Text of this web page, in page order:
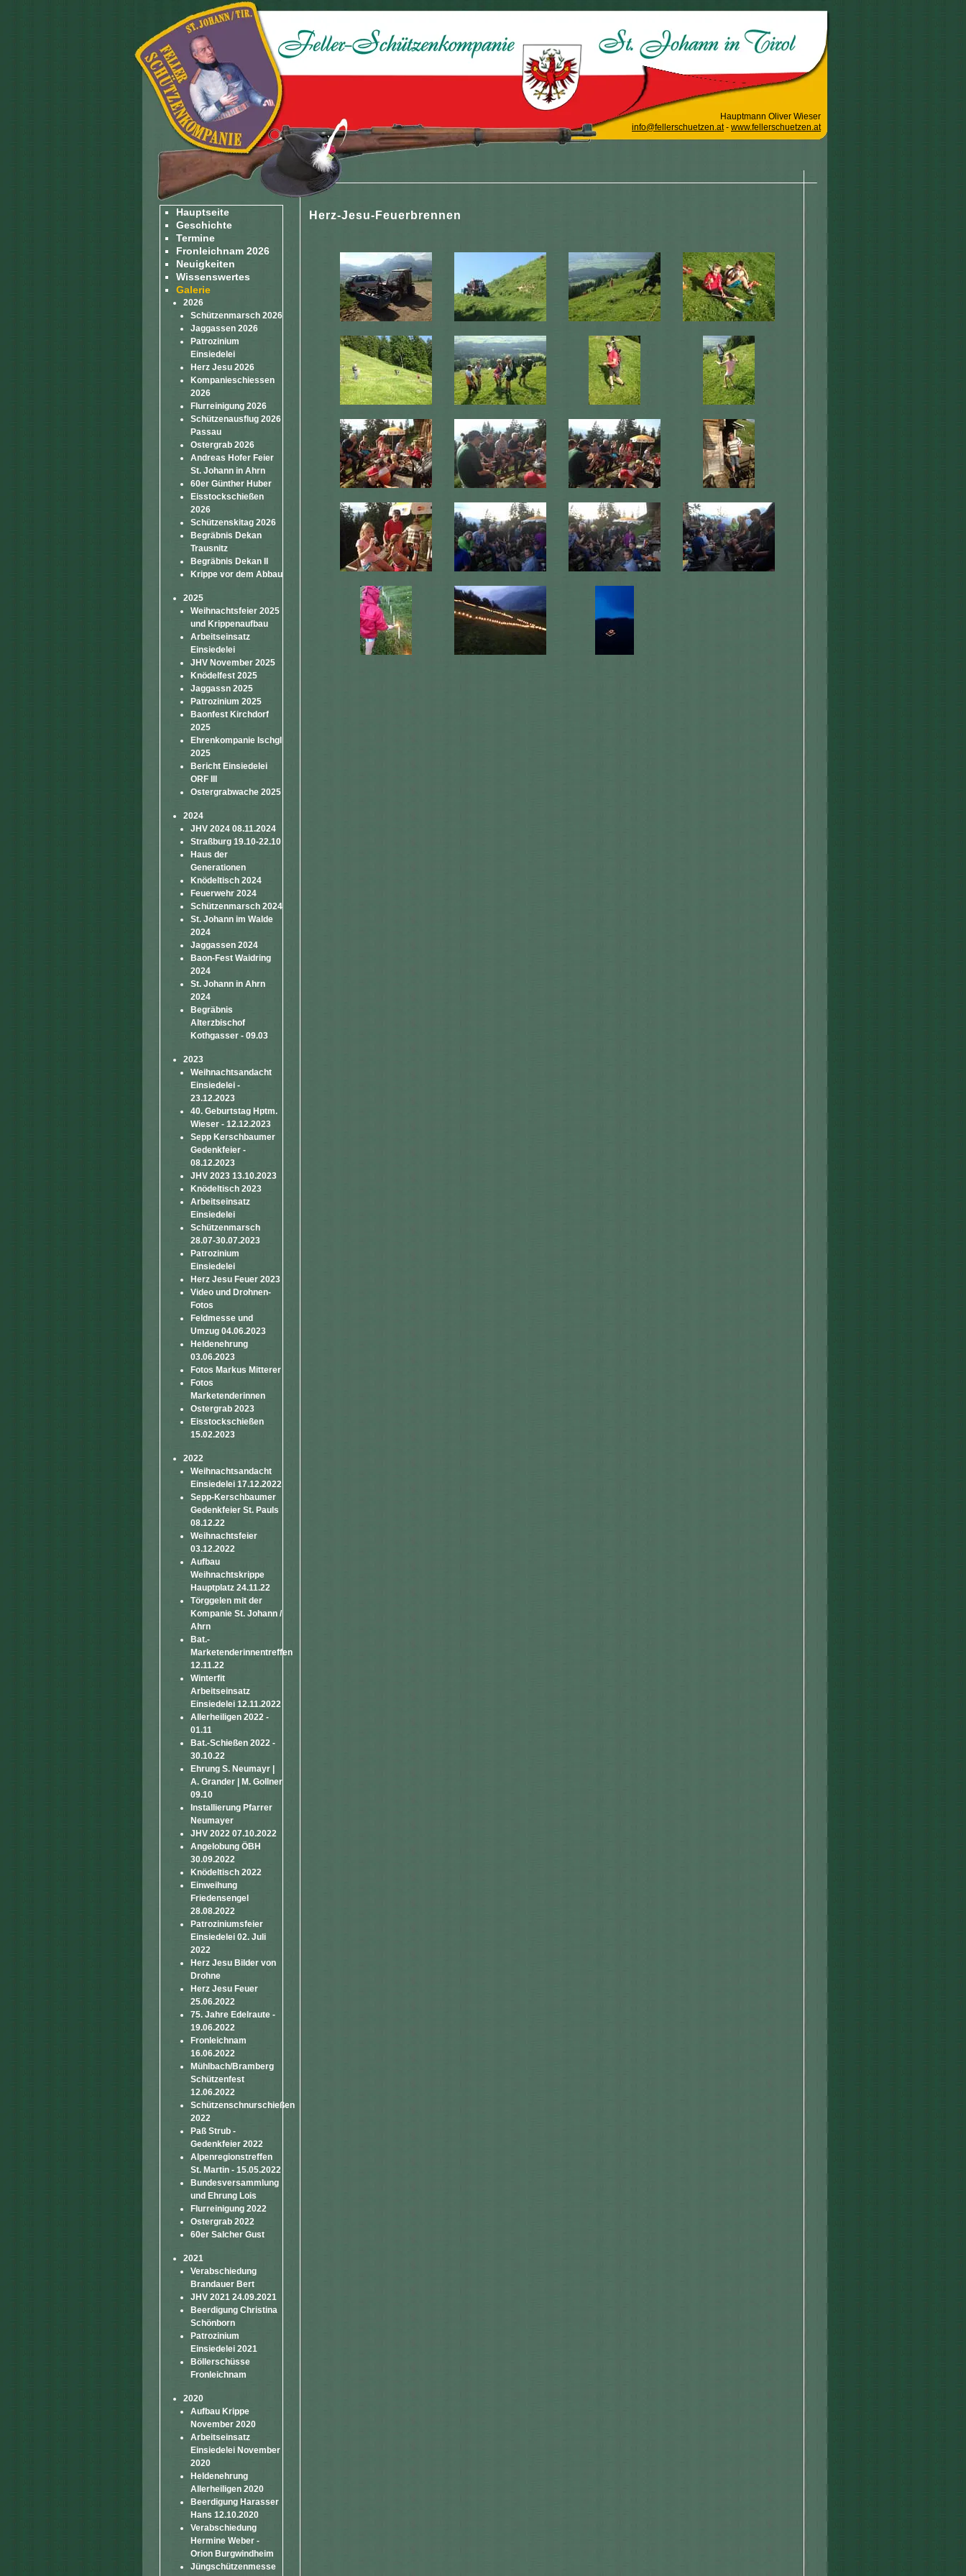
Hauptmann Oliver Wieser
info@fellerschuetzen.at- www.fellerschuetzen.at
Hauptseite
Geschichte
Termine
Fronleichnam 2026
Neuigkeiten
Wissenswertes
Galerie
2026
Schützenmarsch 2026
Jaggassen 2026
Patrozinium
Einsiedelei
Herz Jesu 2026
Kompanieschiessen
2026
Flurreinigung 2026
Schützenausflug 2026
Passau
Ostergrab 2026
Andreas Hofer Feier
St. Johann in Ahrn
60er Günther Huber
Eisstockschießen
2026
Schützenskitag 2026
Begräbnis Dekan
Trausnitz
Begräbnis Dekan II
Krippe vor dem Abbau
2025
Weihnachtsfeier 2025
und Krippenaufbau
Arbeitseinsatz
Einsiedelei
JHV November 2025
Knödelfest 2025
Jaggassn 2025
Patrozinium 2025
Baonfest Kirchdorf
2025
Ehrenkompanie Ischgl
2025
Bericht Einsiedelei
ORF III
Ostergrabwache 2025
2024
JHV 2024 08.11.2024
Straßburg 19.10-22.10
Haus der
Generationen
Knödeltisch 2024
Feuerwehr 2024
Schützenmarsch 2024
St. Johann im Walde
2024
Jaggassen 2024
Baon-Fest Waidring
2024
St. Johann in Ahrn
2024
Begräbnis
Alterzbischof
Kothgasser - 09.03
2023
Weihnachtsandacht
Einsiedelei -
23.12.2023
40. Geburtstag Hptm.
Wieser - 12.12.2023
Sepp Kerschbaumer
Gedenkfeier -
08.12.2023
JHV 2023 13.10.2023
Knödeltisch 2023
Arbeitseinsatz
Einsiedelei
Schützenmarsch
28.07-30.07.2023
Patrozinium
Einsiedelei
Herz Jesu Feuer 2023
Video und Drohnen-
Fotos
Feldmesse und
Umzug 04.06.2023
Heldenehrung
03.06.2023
Fotos Markus Mitterer
Fotos
Marketenderinnen
Ostergrab 2023
Eisstockschießen
15.02.2023
2022
Weihnachtsandacht
Einsiedelei 17.12.2022
Sepp-Kerschbaumer
Gedenkfeier St. Pauls
08.12.22
Weihnachtsfeier
03.12.2022
Aufbau
Weihnachtskrippe
Hauptplatz 24.11.22
Törggelen mit der
Kompanie St. Johann /
Ahrn
Bat.-
Marketenderinnentreffen
12.11.22
Winterfit
Arbeitseinsatz
Einsiedelei 12.11.2022
Allerheiligen 2022 -
01.11
Bat.-Schießen 2022 -
30.10.22
Ehrung S. Neumayr |
A. Grander | M. Gollner
09.10
Installierung Pfarrer
Neumayer
JHV 2022 07.10.2022
Angelobung ÖBH
30.09.2022
Knödeltisch 2022
Einweihung
Friedensengel
28.08.2022
Patroziniumsfeier
Einsiedelei 02. Juli
2022
Herz Jesu Bilder von
Drohne
Herz Jesu Feuer
25.06.2022
75. Jahre Edelraute -
19.06.2022
Fronleichnam
16.06.2022
Mühlbach/Bramberg
Schützenfest
12.06.2022
Schützenschnurschießen
2022
Paß Strub -
Gedenkfeier 2022
Alpenregionstreffen
St. Martin - 15.05.2022
Bundesversammlung
und Ehrung Lois
Flurreinigung 2022
Ostergrab 2022
60er Salcher Gust
2021
Verabschiedung
Brandauer Bert
JHV 2021 24.09.2021
Beerdigung Christina
Schönborn
Patrozinium
Einsiedelei 2021
Böllerschüsse
Fronleichnam
2020
Aufbau Krippe
November 2020
Arbeitseinsatz
Einsiedelei November
2020
Heldenehrung
Allerheiligen 2020
Beerdigung Harasser
Hans 12.10.2020
Verabschiedung
Hermine Weber -
Orion Burgwindheim
Jüngschützenmesse
Herz-Jesu-Feuerbrennen